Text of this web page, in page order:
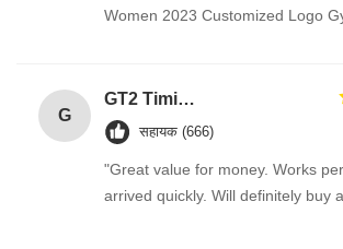
Women 2023 Customized Logo
G
GT2 Timing Pulley 30 36 40 48 60 Tooth Wheel Bore 5mm 8mm Aluminum Gear Teeth Width 6mm For Reprap 3D Printers Part
सहायक (666)
"Great value for money. Works
arrived quickly. Will definitely buy